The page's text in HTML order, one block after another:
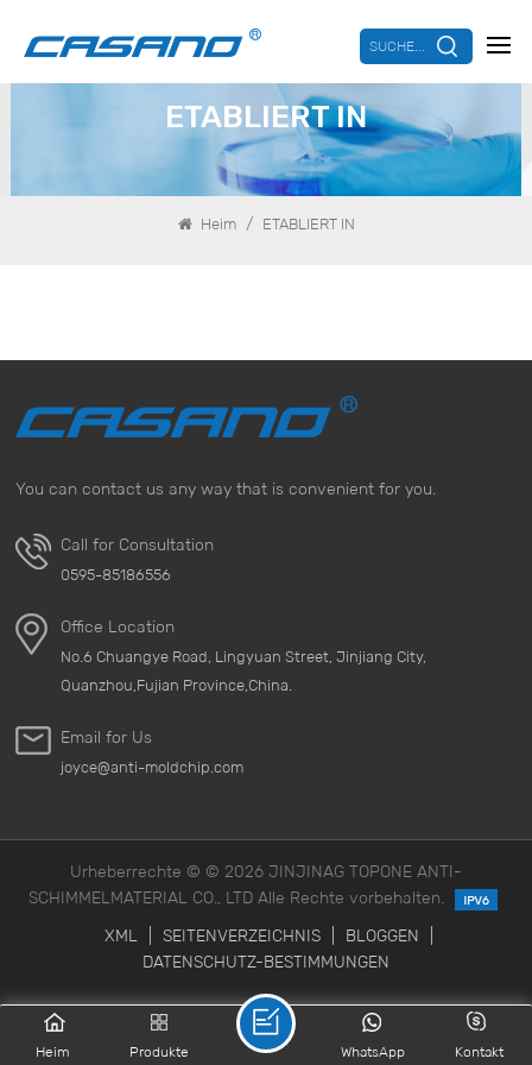
SUCHE...
ETABLIERT IN
Heim / ETABLIERT IN
You can contact us any way that is convenient for you.
Call for Consultation
0595-85186556
Office Location
No.6 Chuangye Road, Lingyuan Street, Jinjiang City,
Quanzhou,Fujian Province,China.
Email for Us
joyce@anti-moldchip.com
Urheberrechte © © 2026 JINJINAG TOPONE ANTI-
SCHIMMELMATERIAL CO., LTD Alle Rechte vorbehalten.
XML
SEITENVERZEICHNIS BLOGGEN
DATENSCHUTZ-BESTIMMUNGEN
Heim Produkte Kontakt
WhatsApp